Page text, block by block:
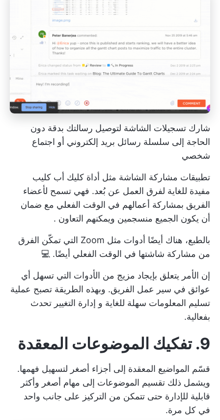
شارك تسجيلات الشاشة لتوصيل رسالتك بدقة دون
الحاجة إلى سلسلة رسائل بريد إلكتروني أو اجتماع
شخصي
تطبيقات مشاركة الشاشة مثل أداة كليك أب كليب
مفيدة للغاية لفرق العمل عن بُعد. فهي تسمح لأعضاء
الفريق بمشاركة أعمالهم في الوقت الفعلي مع ضمان
أن يكون الجميع منسجمين ويمكنهم التعاون .
بالطبع، هناك أيضًا أدوات مثل Zoom التي تمكّن الفرق
من مشاركة شاشتها في الوقت الفعلي أيضًا. 💻
إن الأمر يتعلق بإيجاد مزيج من الأدوات التي تسهل أي
عوائق في سير عمل الفريق. وبهذه الطريقة تصبح عملية
تسليم المعلومات سهلة للغاية و إدارة التغيير تحدث
بفعالية.
9. تفكيك الموضوعات المعقدة
قسّم المواضيع المعقدة إلى أجزاء أصغر لتسهيل فهمها.
ويشمل ذلك تقسيم الموضوعات إلى مهام أصغر وأكثر
قابلية للإدارة حتى تتمكن من التركيز على جانب واحد
في كل مرة.